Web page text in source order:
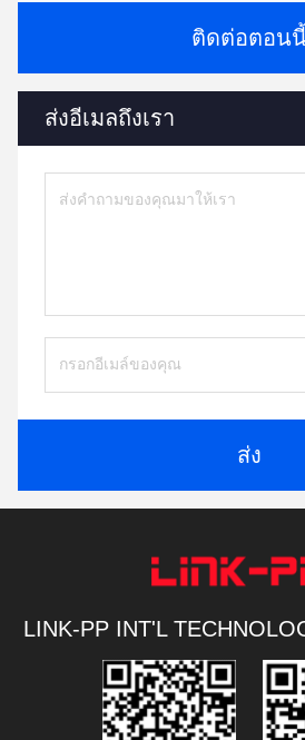
ติดต่อตอน
ส่งอีเมลถึงเรา
ส่ง
LINK-PP INT'L